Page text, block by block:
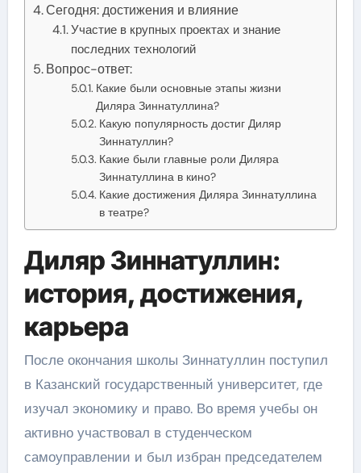
Сегодня: достижения и влияние
Участие в крупных проектах и знание
последних технологий
Вопрос-ответ:
Какие были основные этапы жизни
Диляра Зиннатуллина?
Какую популярность достиг Диляр
Зиннатуллин?
Какие были главные роли Диляра
Зиннатуллина в кино?
Какие достижения Диляра Зиннатуллина
в театре?
Диляр Зиннатуллин:
история, достижения,
карьера
После окончания школы Зиннатуллин поступил
в Казанский государственный университет, где
изучал экономику и право. Во время учебы он
активно участвовал в студенческом
самоуправлении и был избран председателем